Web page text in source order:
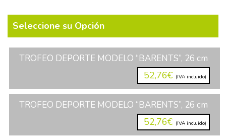
Seleccione su Opción
TROFEO DEPORTE MODELO “BARENTS”, 26 cm
52,76€ (IVA incluido)
TROFEO DEPORTE MODELO “BARENTS”, 26 cm
52,76€ (IVA incluido)